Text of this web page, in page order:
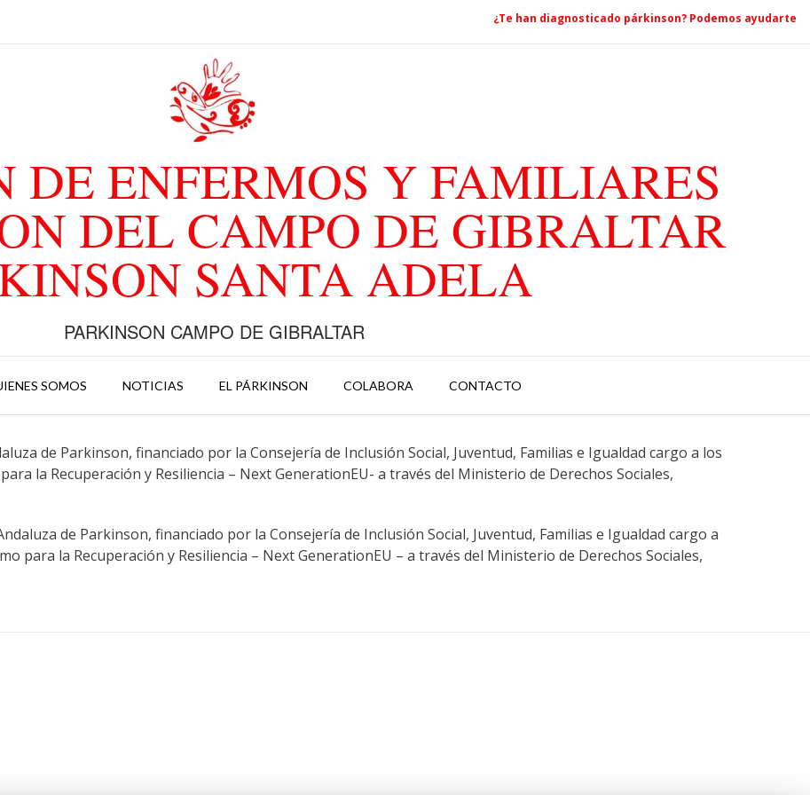
¿Te han diagnosticado párkinson? Podemos ayudarte
DE ENFERMOS Y FAMILIARES
DEL CAMPO DE GIBRALTAR
SANTA ADELA
PARKINSON CAMPO DE GIBRALTAR
SOMOS NOTICIAS EL PÁRKINSON COLABORA CONTACTO
de Parkinson, financiado por la Consejería de Inclusión Social, Juventud, Familias e Igualdad cargo a los
la Recuperación y Resiliencia – Next GenerationEU- a través del Ministerio de Derechos Sociales,
de Parkinson, financiado por la Consejería de Inclusión Social, Juventud, Familias e Igualdad cargo a
para la Recuperación y Resiliencia – Next GenerationEU – a través del Ministerio de Derechos Sociales,